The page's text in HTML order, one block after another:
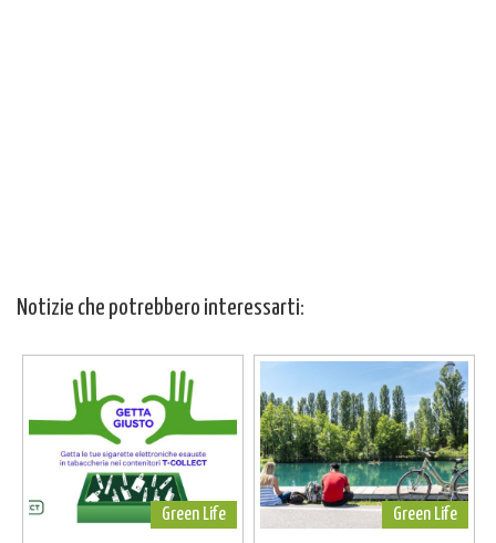
Notizie che potrebbero interessarti:
Green Life Green Life